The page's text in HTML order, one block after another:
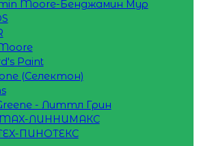
Moore-Бенджамин Мур
Paint
(Селектон)
- Литтл Грин
ЛИННИМАКС
ПИНОТЕКС